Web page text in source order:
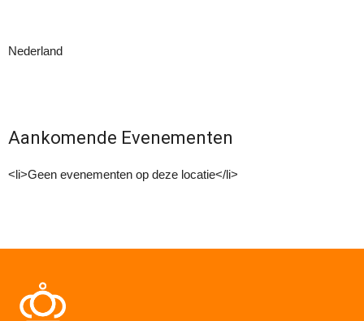
Nederland
Aankomende Evenementen
<li>Geen evenementen op deze locatie</li>